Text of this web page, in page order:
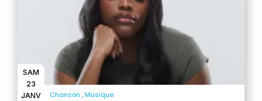
SAM
23
JANV
Chanson Musique